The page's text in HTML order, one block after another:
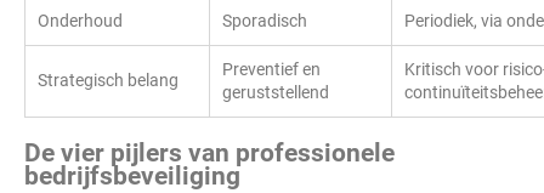
Onderhoud Sporadisch Periodiek, via
Strategisch belang
Preventief en
geruststellend
Kritisch voor
De vier pijlers van professionele
bedrijfsbeveiliging